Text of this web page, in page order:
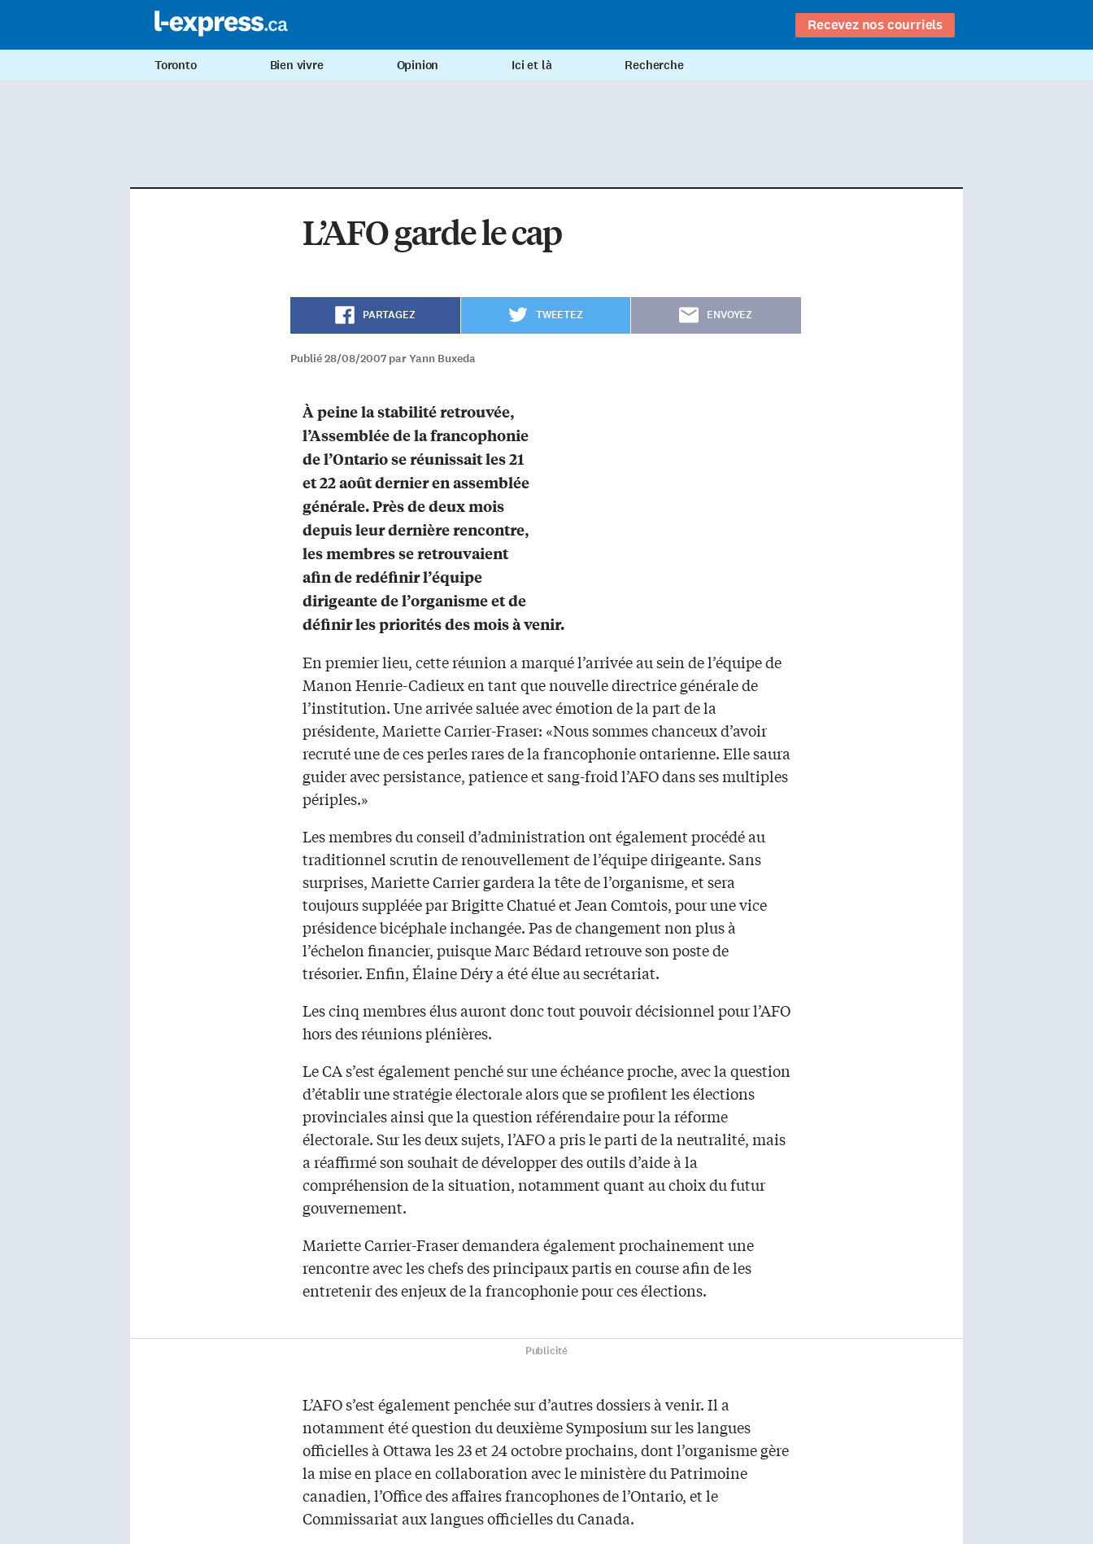
Recevez nos courriels
Toronto Bien vivre Opinion Ici et là Recherche
L’AFO garde le cap
PARTAGEZ TWEETEZ ENVOYEZ
Publié 28/08/2007 par Yann Buxeda
À peine la stabilité retrouvée,
l’Assemblée de la francophonie
de l’Ontario se réunissait les 21
et 22 août dernier en assemblée
générale. Près de deux mois
depuis leur dernière rencontre,
les membres se retrouvaient
afin de redéfinir l’équipe
dirigeante de l’organisme et de
définir les priorités des mois à venir.
En premier lieu, cette réunion a marqué l’arrivée au sein de l’équipe de
Manon Henrie-Cadieux en tant que nouvelle directrice générale de
l’institution. Une arrivée saluée avec émotion de la part de la
présidente, Mariette Carrier-Fraser: «Nous sommes chanceux d’avoir
recruté une de ces perles rares de la francophonie ontarienne. Elle saura
guider avec persistance, patience et sang-froid l’AFO dans ses multiples
périples.»
Les membres du conseil d’administration ont également procédé au
traditionnel scrutin de renouvellement de l’équipe dirigeante. Sans
surprises, Mariette Carrier gardera la tête de l’organisme, et sera
toujours suppléée par Brigitte Chatué et Jean Comtois, pour une vice
présidence bicéphale inchangée. Pas de changement non plus à
l’échelon financier, puisque Marc Bédard retrouve son poste de
trésorier. Enfin, Élaine Déry a été élue au secrétariat.
Les cinq membres élus auront donc tout pouvoir décisionnel pour l’AFO
hors des réunions plénières.
Le CA s’est également penché sur une échéance proche, avec la question
d’établir une stratégie électorale alors que se profilent les élections
provinciales ainsi que la question référendaire pour la réforme
électorale. Sur les deux sujets, l’AFO a pris le parti de la neutralité, mais
a réaffirmé son souhait de développer des outils d’aide à la
compréhension de la situation, notamment quant au choix du futur
gouvernement.
Mariette Carrier-Fraser demandera également prochainement une
rencontre avec les chefs des principaux partis en course afin de les
entretenir des enjeux de la francophonie pour ces élections.
Publicité
L’AFO s’est également penchée sur d’autres dossiers à venir. Il a
notamment été question du deuxième Symposium sur les langues
officielles à Ottawa les 23 et 24 octobre prochains, dont l’organisme gère
la mise en place en collaboration avec le ministère du Patrimoine
canadien, l’Office des affaires francophones de l’Ontario, et le
Commissariat aux langues officielles du Canada.